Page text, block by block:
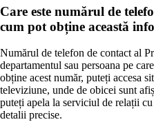
Care este numărul de
cum pot obține această
Numărul de telefon de contact al
departamentul sau persoana pe
obține acest număr, puteți accesa
televiziune, unde de obicei sunt
puteți apela la serviciul de relații
detalii precise.